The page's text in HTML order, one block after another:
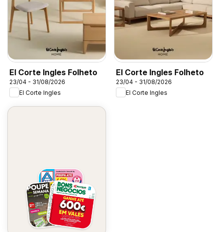
El Corte Ingles Folheto
23/04 - 31/08/2026
El Corte Ingles
El Corte Ingles Folheto
23/04 - 31/08/2026
El Corte Ingles